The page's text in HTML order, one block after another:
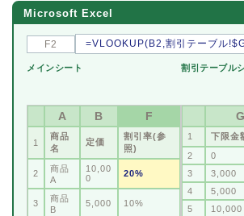
Microsoft Excel
F2 =VLOOKUP(B2,割引テーブル
メインシート
A B F
1
商品
名
定価
割引率(参
照)
2
商品
A
10,00
0
20%
3
商品
B
5,000 10%
割引テーブル
G
1 下限金
2
0
3
3,000
4
5,000
5
10,000